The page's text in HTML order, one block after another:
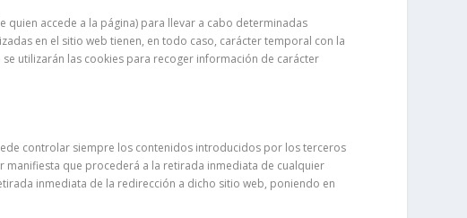
accede a la página) para llevar a cabo determinadas
en el sitio web tienen, en todo caso, carácter temporal con la
utilizarán las cookies para recoger información de carácter
controlar siempre los contenidos introducidos por los terceros
que procederá a la retirada inmediata de cualquier
inmediata de la redirección a dicho sitio web, poniendo en